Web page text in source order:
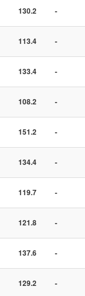
130.2 -
113.4 -
133.4 -
108.2 -
151.2 -
134.4 -
119.7 -
121.8 -
137.6 -
129.2 -